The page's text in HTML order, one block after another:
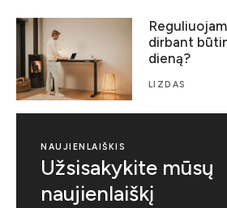
dirbant
dieną?
LIZDAS
NAUJIENLAIŠKIS
Užsisakykite mūsų
naujienlaiškį